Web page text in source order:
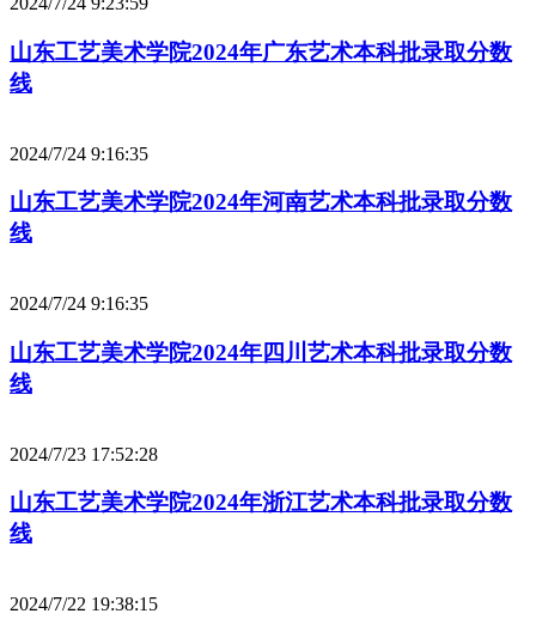
山东工艺美术学院2024年广东艺术本科批录取分数
线
2024/7/24 9:16:35
山东工艺美术学院2024年河南艺术本科批录取分数
线
2024/7/24 9:16:35
山东工艺美术学院2024年四川艺术本科批录取分数
线
2024/7/23 17:52:28
山东工艺美术学院2024年浙江艺术本科批录取分数
线
2024/7/22 19:38:15